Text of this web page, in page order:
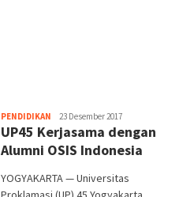
PENDIDIKAN Heri
Purwata
23 Desember 2017
UP45 Kerjasama dengan
Alumni OSIS Indonesia
YOGYAKARTA — Universitas